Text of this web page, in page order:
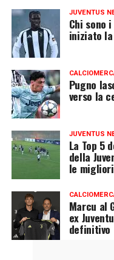
JUVENTUS
Chi sono
iniziato
Pugno
verso la
JUVENTUS
La Top 5
della
le
Marcu al
ex
definitivo